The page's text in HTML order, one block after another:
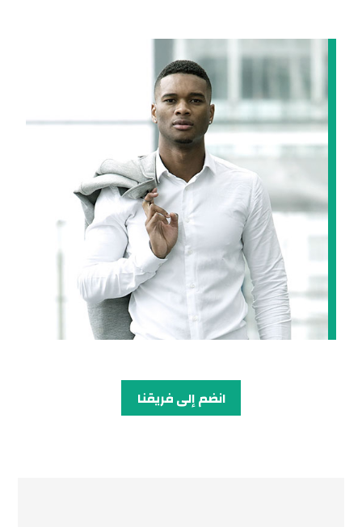
انضم إلى فريقنا